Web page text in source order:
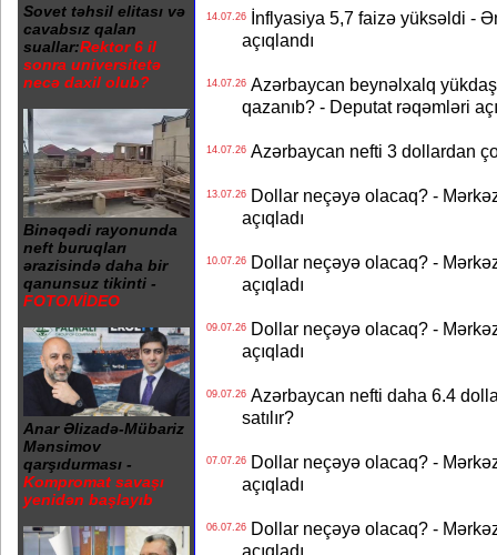
Sovet təhsil elitası və
cavabsız qalan
suallar:Rektor 6 il
sonra universitetə
necə daxil olub?
Binəqədi rayonunda
neft buruqları
ərazisində daha bir
qanunsuz tikinti -
FOTO/VİDEO
Anar Əlizadə-Mübariz
Mənsimov
qarşıdurması -
Kompromat savaşı
yenidən başlayıb
14.07.26İnflyasiya 5,7 faizə yüksəldi -
açıqlandı
14.07.26Azərbaycan beynəlxalq
qazanıb? - Deputat rəqəmləri
14.07.26Azərbaycan nefti 3 dollardan
13.07.26Dollar neçəyə olacaq? -
açıqladı
10.07.26Dollar neçəyə olacaq? -
açıqladı
09.07.26Dollar neçəyə olacaq? -
açıqladı
09.07.26Azərbaycan nefti daha 6.4
satılır?
07.07.26Dollar neçəyə olacaq? -
açıqladı
06.07.26Dollar neçəyə olacaq? -
açıqladı